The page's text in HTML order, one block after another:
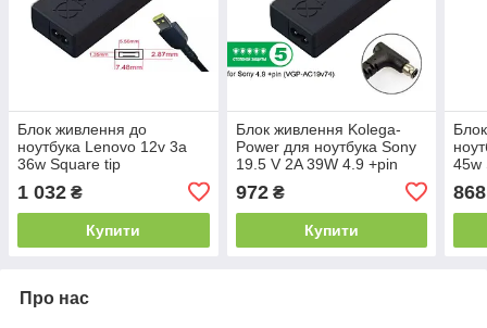
Блок живлення до
ноутбука Lenovo 12v 3a
36w Square tip
(Kolega-Power (A++)) 24
міс.гар.
1 032 ₴
Купити
Блок живлення Kolega-
Power для ноутбука Sony
19.5 V 2A 39W 4.9 +pin
(VGP-AC19v74) (Гарантія
12 міс)
972₴
Купити
45w
868
Про нас